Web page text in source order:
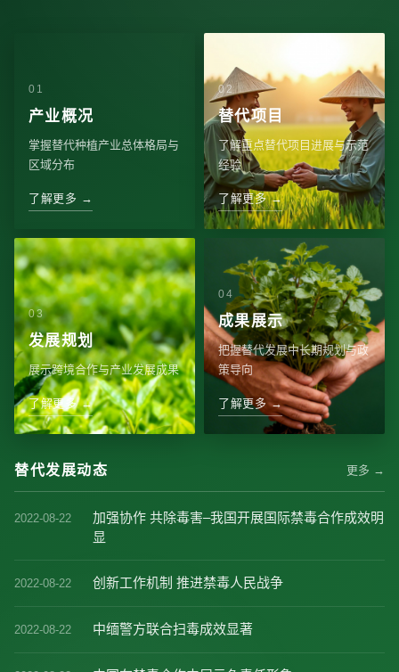
产业概况
掌握替代种植产业总体格局与
区域分布
了解更多 →
替代项目
了解重点替代项目进展与示范
经验
了解更多 →
发展规划
展示跨境合作与产业发展成果
了解更多 →
成果展示
把握替代发展中长期规划与政
策导向
了解更多 →
替代发展动态 更多 →
2022-08-22
加强协作 共除毒害–我国开展国际禁毒合作成效明
显
2022-08-22 创新工作机制 推进禁毒人民战争
2022-08-22 中缅警方联合扫毒成效显著